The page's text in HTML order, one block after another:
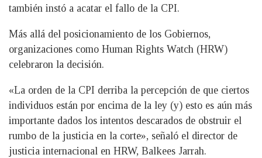
también instó a acatar el fallo de la CPI.
Más allá del posicionamiento de los Gobiernos,
organizaciones como Human Rights Watch (HRW)
celebraron la decisión.
«La orden de la CPI derriba la percepción de que ciertos
individuos están por encima de la ley (y) esto es aún más
importante dados los intentos descarados de obstruir el
rumbo de la justicia en la corte», señaló el director de
justicia internacional en HRW, Balkees Jarrah.